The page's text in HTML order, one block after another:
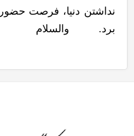
نداشتن دنیا، فرصت
برد. والسلام